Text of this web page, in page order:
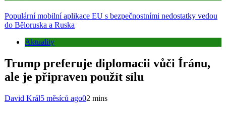
Populární mobilní aplikace EU s bezpečnostními nedostatky vedou
do Běloruska a Ruska
Aktuality
Trump preferuje diplomacii vůči Íránu,
ale je připraven použít sílu
David Král5 měsíců ago02 mins